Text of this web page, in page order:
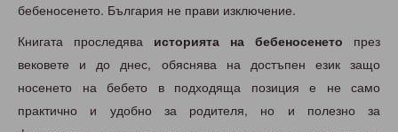
бебеносенето. България не прави изключение.
Книгата проследява историята на бебеносенето през
вековете и до днес, обяснява на достъпен език защо
носенето на бебето в подходяща позиция е не само
практично и удобно за родителя, но и полезно за